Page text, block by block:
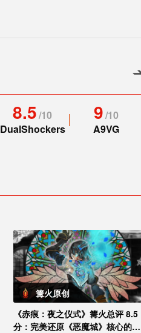
8.5/10
DualShockers
9/10
A9VG
篝火原创
《赤痕：夜之仪式》篝火总评 8.5
分：完美还原《恶魔城》核心的精